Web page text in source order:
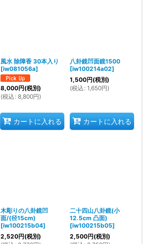
風水 除障香 30本入り
[iw081056a]
8,000円(税別)
(税込 : 8,800円)
カートに入れる
八卦鏡凹面鏡1500
[iw100214a02]
1,500円(税別)
(税込 : 1,650円)
カートに入れる
木彫りの八卦鏡凹
面/(径15cm)
[iw100215b04]
2,520円(税別)
二十四山八卦鏡(小
12.5cm 凸面)
[iw100215b05]
2,500円(税別)